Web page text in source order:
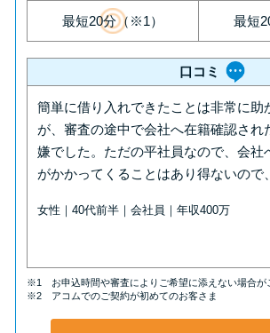
年収が低い＆他社
落ちる？バンクイ
を分析
みずほ銀行カード
せ方法
最短20分（※1） 最短
口コミ
簡単に借り入れできたことは非常に助
が、審査の途中で会社へ在籍確認され
嫌でした。ただの平社員なので、会社
がかかってくることはあり得ないの
女性｜40代前半｜会社員｜年収400万
※1 お申込時間や審査によりご希望に添えない場合が
※2 アコムでのご契約が初めてのお客さま